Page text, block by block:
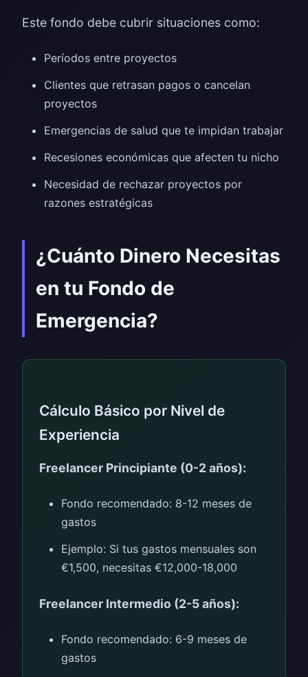
Este fondo debe cubrir situaciones como:
Períodos entre proyectos
Clientes que retrasan pagos o cancelan
proyectos
Emergencias de salud que te impidan trabajar
Recesiones económicas que afecten tu nicho
Necesidad de rechazar proyectos por
razones estratégicas
¿Cuánto Dinero Necesitas
en tu Fondo de
Emergencia?
Cálculo Básico por Nivel de
Experiencia
Freelancer Principiante (0-2 años):
Fondo recomendado: 8-12 meses de
gastos
Ejemplo: Si tus gastos mensuales son
€1,500, necesitas €12,000-18,000
Freelancer Intermedio (2-5 años):
Fondo recomendado: 6-9 meses de
gastos